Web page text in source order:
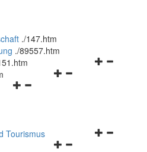
./147.htm
./89557.htm
Navigationsmenü
Navigationsmenü
Navigationsmenü
Tourismus